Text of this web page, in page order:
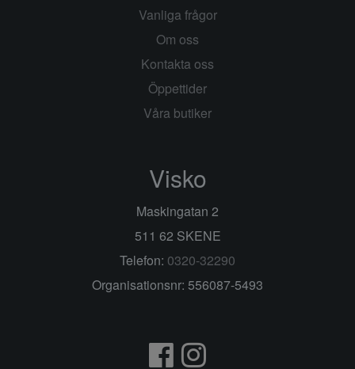
Vanliga frågor
Om oss
Kontakta oss
Öppettider
Våra butiker
Visko
Maskingatan 2
511 62 SKENE
Telefon: 0320-32290
Organisationsnr: 556087-5493